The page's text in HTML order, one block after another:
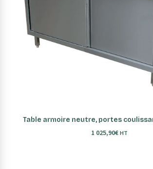
AJOUTER AU PANIER
Table armoire neutre, portes
1 025,90€ HT